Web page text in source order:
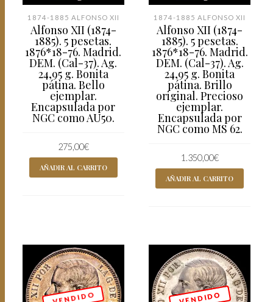
1874-1885 ALFONSO XII
Alfonso XII (1874-
1885). 5 pesetas.
1876*18-76. Madrid.
DEM. (Cal-37). Ag.
24,95 g. Bonita
pátina. Bello
ejemplar.
Encapsulada por
NGC como AU50.
275,00€
AÑADIR AL CARRITO
1874-1885 ALFONSO XII
Alfonso XII (1874-
1885). 5 pesetas.
1876*18-76. Madrid.
DEM. (Cal-37). Ag.
24,95 g. Bonita
pátina. Brillo
original. Precioso
ejemplar.
Encapsulada por
NGC como MS 62.
1.350,00€
AÑADIR AL CARRITO
V E N D I D O V E N D I D O